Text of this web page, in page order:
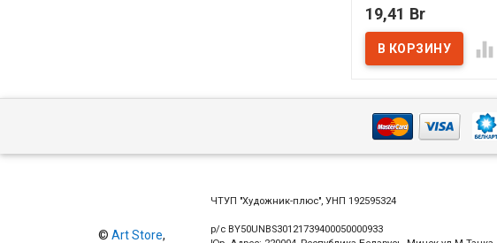
АССОРТИ
В наличии
19,41 Br

©Art Store,
ЧТУП "Художник-плюс", УНП 192595324
р/с BY50UNBS30121739400050000933